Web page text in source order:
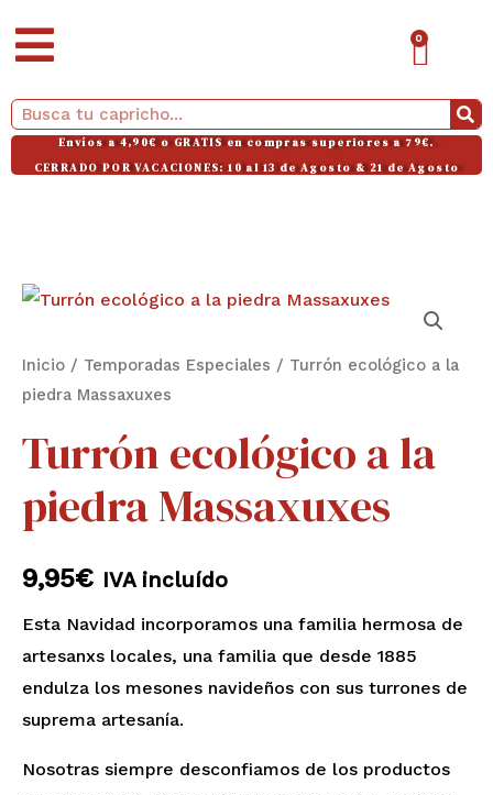
0
Buscar
Envíos a 4,90€ o GRATIS en compras superiores a 79€.
CERRADO POR VACACIONES: 10 al 13 de Agosto & 21 de Agosto
Inicio / Temporadas Especiales / Turrón ecológico a la
piedra Massaxuxes
Turrón ecológico a la
piedra Massaxuxes
9,95€ IVA incluído
Esta Navidad incorporamos una familia hermosa de
artesanxs locales, una familia que desde 1885
endulza los mesones navideños con sus turrones de
suprema artesanía.
Nosotras siempre desconfiamos de los productos